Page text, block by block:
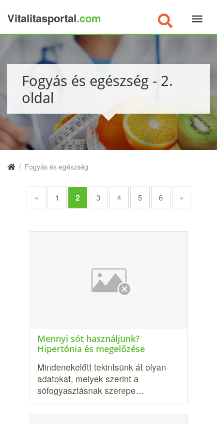
Vitalitasportal.com
Fogyás és egészség - 2.
oldal
/ Fogyás és egészség
« 1 2 3 4 5 6 »
Mennyi sót használjunk?
Hipertónia és megelőzése
Mindenekelőtt tekintsünk át olyan
adatokat, me­lyek szerint a
sófogyasztásnak szerepe…
×